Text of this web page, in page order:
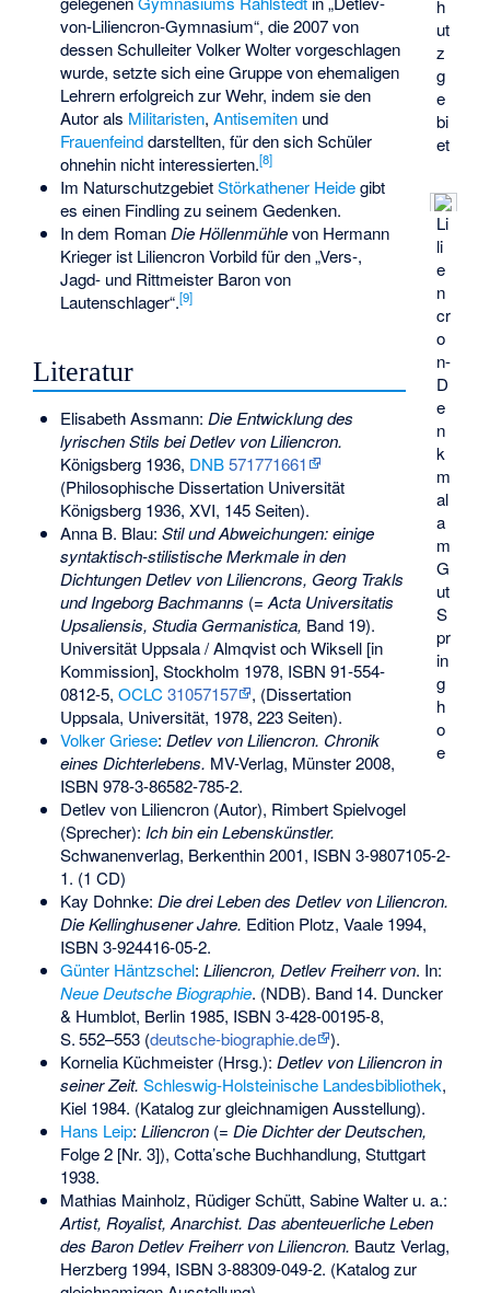
h
ut
z
g
e
bi
et
Li
li
e
n
cr
o
n-
D
e
n
k
m
al
a
m
G
ut
S
pr
in
g
h
o
e
von-Liliencron-Gymnasium“, die 2007 von
dessen Schulleiter Volker Wolter vorgeschlagen
wurde, setzte sich eine Gruppe von ehemaligen
Lehrern erfolgreich zur Wehr, indem sie den
Autor als Militaristen, Antisemitenund
Frauenfeinddarstellten, für den sich Schüler
ohnehin nicht interessierten.[8]
Im NaturschutzgebietStörkathener Heidegibt
es einen Findling zu seinem Gedenken.
In dem RomanDie Höllenmühlevon Hermann
Kriegerist Liliencron Vorbild für den „Vers-,
Jagd- und Rittmeister Baron von
Lautenschlager“.[9]
Literatur
Elisabeth Assmann: Die Entwicklung des
lyrischen Stils bei Detlev von Liliencron.
Königsberg 1936, DNB 571771661
(Philosophische Dissertation Universität
Königsberg 1936, XVI, 145 Seiten).
Anna B. Blau: Stil und Abweichungen: einige
syntaktisch-stilistische Merkmale in den
Dichtungen Detlev von Liliencrons, Georg Trakls
und Ingeborg Bachmanns (=Acta Universitatis
Upsaliensis, Studia Germanistica, Band 19).
Universität Uppsala / Almqvist och Wiksell [in
Kommission], Stockholm 1978, ISBN 91-554-
0812-5, OCLC 31057157
, (Dissertation
Uppsala, Universität, 1978, 223 Seiten).
Volker Griese: Detlev von Liliencron. Chronik
eines Dichterlebens. MV-Verlag, Münster 2008,
ISBN 978-3-86582-785-2.
Detlev von Liliencron (Autor), Rimbert Spielvogel
(Sprecher): Ich bin ein Lebenskünstler.
Schwanenverlag, Berkenthin 2001, ISBN 3-9807105-2-
1. (1 CD)
Kay Dohnke: Die drei Leben des Detlev von Liliencron.
Die Kellinghusener Jahre. Edition Plotz, Vaale 1994,
ISBN 3-924416-05-2.
Günter Häntzschel: Liliencron, Detlev Freiherr von. In:
Neue Deutsche Biographie. (NDB). Band 14. Duncker
& Humblot, Berlin 1985, ISBN 3-428-00195-8,
S.552–553(deutsche-biographie.de
).
Kornelia Küchmeister (Hrsg.): Detlev von Liliencron in
seiner Zeit. Schleswig-Holsteinische Landesbibliothek,
Kiel 1984. (Katalog zur gleichnamigen Ausstellung).
Hans Leip: Liliencron(= Die Dichter der Deutschen,
Folge 2 [Nr. 3]), Cotta’sche Buchhandlung, Stuttgart
1938.
Mathias Mainholz, Rüdiger Schütt, Sabine Walter u. a.:
Artist, Royalist, Anarchist. Das abenteuerliche Leben
des Baron Detlev Freiherr von Liliencron. Bautz Verlag,
Herzberg 1994, ISBN 3-88309-049-2. (Katalog zur